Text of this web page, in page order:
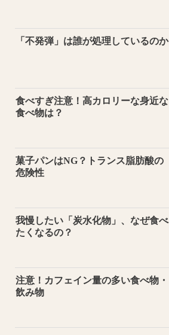
「不発弾」は誰が処理しているのか
食べすぎ注意！高カロリーな身近な
食べ物は？
菓子パンはNG？トランス脂肪酸の
危険性
我慢したい「炭水化物」、なぜ食べ
たくなるの？
注意！カフェイン量の多い食べ物・
飲み物